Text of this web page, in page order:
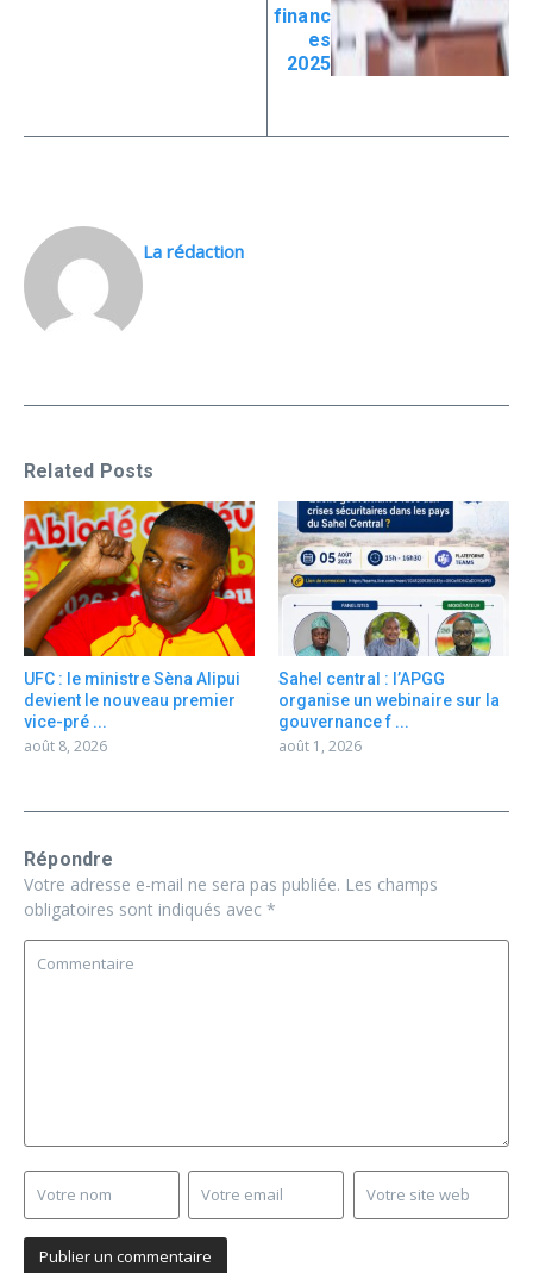
financ
es
2025
La rédaction
Related Posts
UFC : le ministre Sèna Alipui
devient le nouveau premier
vice-pré ...
août 8, 2026
Sahel central : l’APGG
organise un webinaire sur la
gouvernance f ...
août 1, 2026
Répondre
Votre adresse e-mail ne sera pas publiée. Les champs
obligatoires sont indiqués avec *